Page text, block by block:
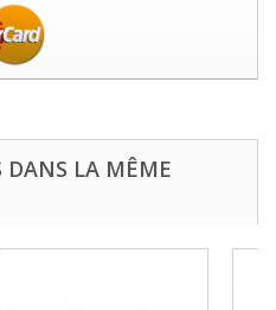
DANS LA MÊME